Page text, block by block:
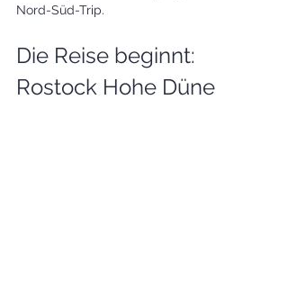
Nord-Süd-Trip.
Die Reise beginnt:
Rostock Hohe Düne